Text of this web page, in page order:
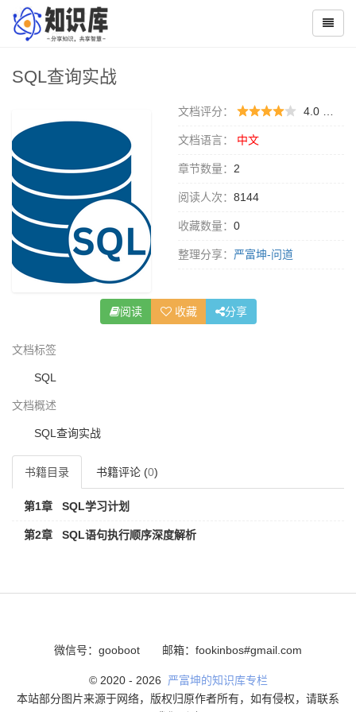
SQL查询实战
文档评分： 4.0 （
文档语言： 中文
章节数量： 2
阅读人次： 8144
收藏数量： 0
整理分享： 严富坤-问道
阅读 收藏 分享
文档标签
SQL
文档概述
SQL查询实战
书籍目录 书籍评论 (0)
第1章 SQL学习计划
第2章 SQL语句执行顺序深度解析
微信号：gooboot 邮箱：fookinbos#gmail.com
© 2020 - 2026
严富坤的知识库专栏
本站部分图片来源于网络，版权归原作者所有，如有侵权，请联系